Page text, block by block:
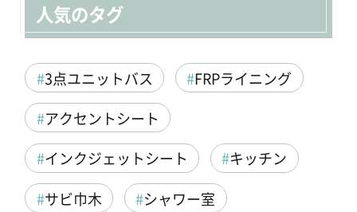
人気のタグ
3点ユニットバス
FRPライニング
アクセントシート
インクジェットシート
キッチン
サビ巾木
シャワー室